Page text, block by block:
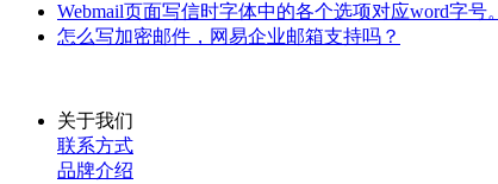
Webmail页面写信时字体中的各个选项对应word字号。
怎么写加密邮件，网易企业邮箱支持吗？
关于我们
联系方式
品牌介绍